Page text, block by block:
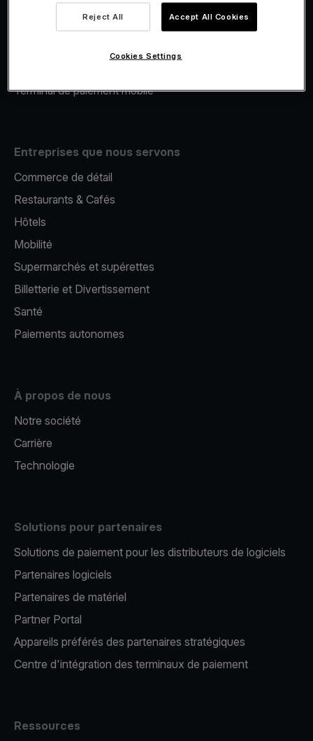
Financement Viva.com
Terminal de paiement mobile
Entreprises que nous servons
Commerce de détail
Restaurants & Cafés
Hôtels
Mobilité
Supermarchés et supérettes
Billetterie et Divertissement
Santé
Paiements autonomes
À propos de nous
Notre société
Carrière
Technologie
Solutions pour partenaires
Solutions de paiement pour les distributeurs de logiciels
Partenaires logiciels
Partenaires de matériel
Partner Portal
Appareils préférés des partenaires stratégiques
Centre d'intégration des terminaux de paiement
Ressources
Reject All Accept All Cookies
Cookies Settings